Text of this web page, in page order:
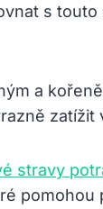
s touto
a
zatížit
stravy
pomohou